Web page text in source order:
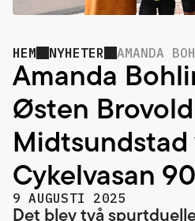
HEM NYHETER AMANDA
Amanda
Østen Brovold
Midtsundstad
Cykelvasan
9 AUGUSTI 2025
Det blev två